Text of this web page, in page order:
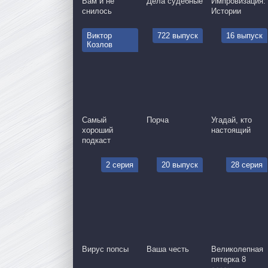
снилось
Истории
Виктор
Козлов
Самый
хороший
подкаст
722 выпуск
Порча
16 выпуск
Угадай, кто
настоящий
2 серия
Вирус попсы
20 выпуск
Ваша честь
28 серия
Великолепная
пятерка 8